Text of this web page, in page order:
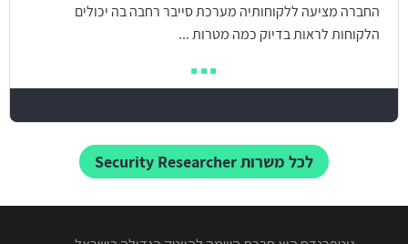
החברה מציעה ללקוחותיה מערכת סייבר רחבה בה יכולים
הלקוחות לראות בדיוק כמה מטרות ...
לכל משרות Security Researcher